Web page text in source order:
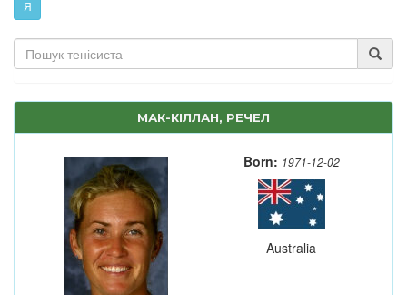
Я
МАК-КІЛЛАН, РЕЧЕЛ
Born: 1971-12-02
Australia